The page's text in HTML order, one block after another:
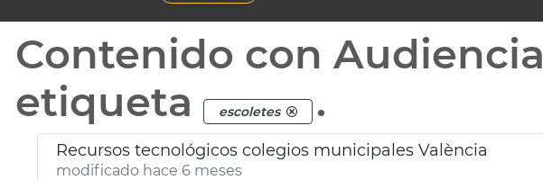
Contenido con Audiencia
etiqueta
escoletes .
Recursos tecnológicos colegios municipales València
modificado hace 6 meses